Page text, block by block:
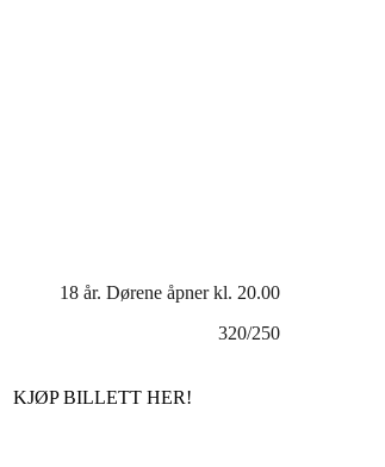
18 år. Dørene åpner kl. 20.00
320/250
KJØP BILLETT HER!